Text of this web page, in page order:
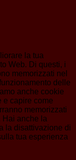
la tua
Web. Di questi, i
memorizzati nel
delle
anche cookie
e capire come
memorizzati
Hai anche la
la disattivazione di
tua esperienza